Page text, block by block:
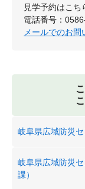
見学予約はこち
電話番号：
メールでのお問
岐阜県広域防災セ
岐阜県広域防災
課）